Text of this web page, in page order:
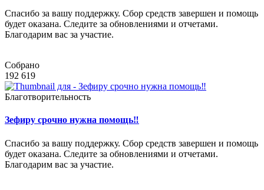
Спасибо за вашу поддержку. Сбор средств завершен и помощь
будет оказана. Следите за обновлениями и отчетами.
Благодарим вас за участие.
Собрано
192 619
Благотворительность
Зефиру срочно нужна помощь‼️
Спасибо за вашу поддержку. Сбор средств завершен и помощь
будет оказана. Следите за обновлениями и отчетами.
Благодарим вас за участие.